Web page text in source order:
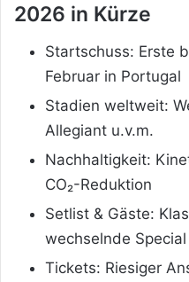
2026 in Kürze
Startschuss: Erste
Februar in Portugal
Stadien weltweit:
Allegiant u.v.m.
Nachhaltigkeit:
CO₂-Reduktion
Setlist & Gäste:
wechselnde
Tickets: Riesiger